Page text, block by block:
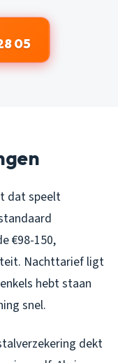
05
dat speelt
€98-150,
Nachttarief ligt
hebt staan
snel.
dekt